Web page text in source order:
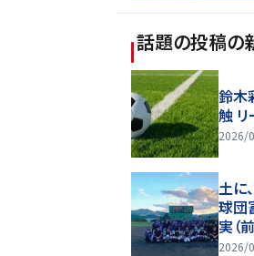
話題の投稿の
鈴木
触
2026/
土に
球団
実（
2026/